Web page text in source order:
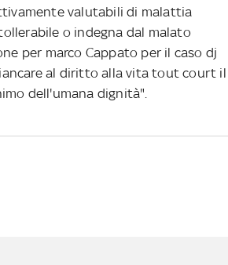
valutabili di malattia
o indegna dal malato
per marco Cappato per il caso dj
al diritto alla vita tout court il
dell'umana dignità".